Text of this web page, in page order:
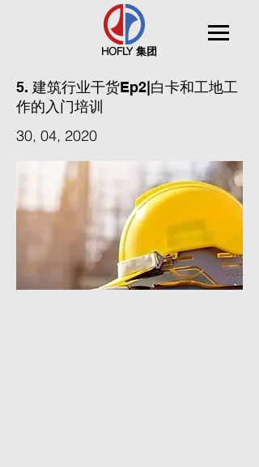
HOFLY 集团
5. 建筑行业干货Ep2|白卡和工地工
作的入门培训
30, 04, 2020